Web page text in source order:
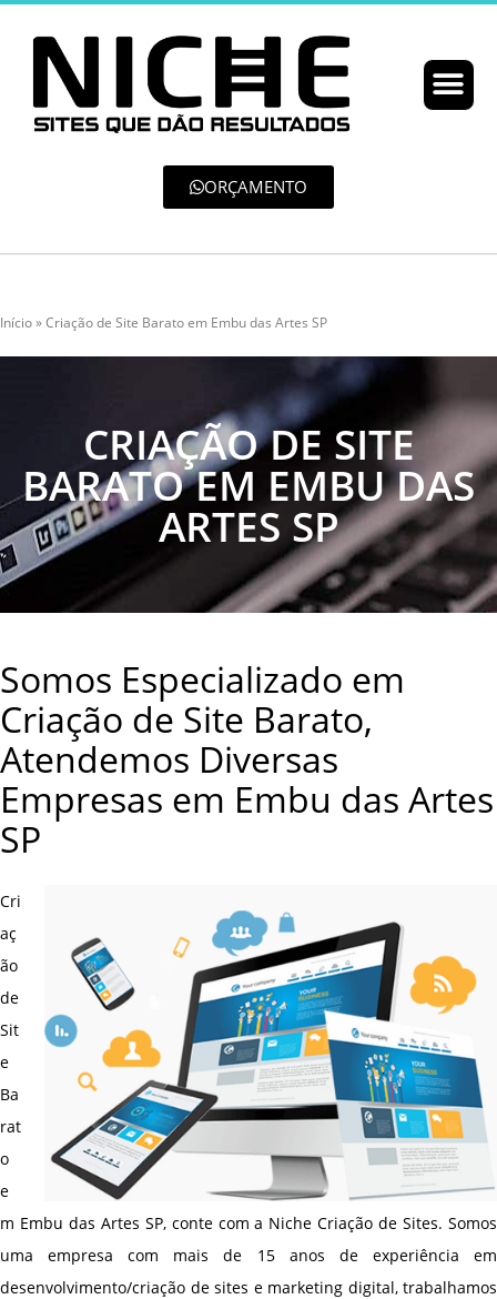
ORÇAMENTO
Início»Criação de Site Barato em Embu das Artes SP
CRIAÇÃO DE SITE
BARATO EM EMBU DAS
ARTES SP
Somos Especializado em
Criação de Site Barato,
Atendemos Diversas
Empresas em Embu das Artes
SP
Cri
aç
ão
de
Sit
e
Ba
rat
o
e
m Embu das Artes SP, conte com a Niche Criação de Sites. Somos
uma empresa com mais de 15 anos de experiência em
desenvolvimento/criação de sites e marketing digital, trabalhamos